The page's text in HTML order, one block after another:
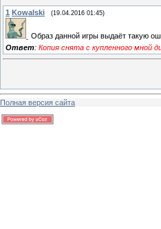
1 Kowalski (19.04.2016 01:45)
Образ данной игры выдаёт такую
Ответ: Копия снята с купленного мной
Полная версия сайта